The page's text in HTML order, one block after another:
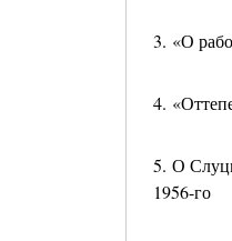
3. «О
4.
5. О
1956-го